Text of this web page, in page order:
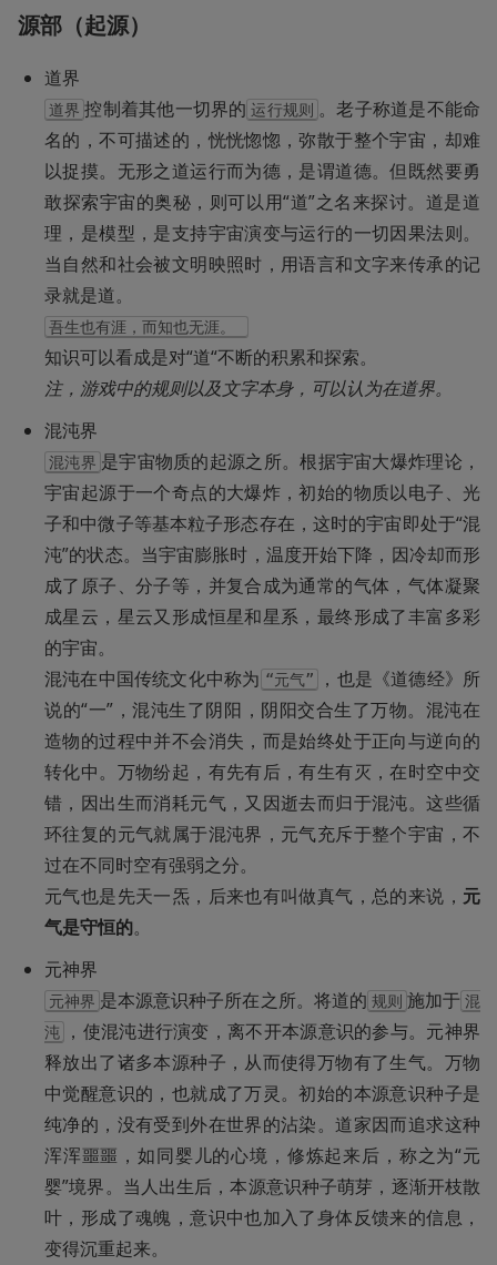
源部（起源）
道界 控制着其他一切界的 运行规则 。老子称道是不能命
名的，不可描述的，恍恍惚惚，弥散于整个宇宙，却难
以捉摸。无形之道运行而为德，是谓道德。但既然要勇
敢探索宇宙的奥秘，则可以用“道”之名来探讨。道是道
理，是模型，是支持宇宙演变与运行的一切因果法则。
当自然和社会被文明映照时，用语言和文字来传承的记
吾生也有涯，而知也无涯。
注，游戏中的规则以及文字本身，可以认为在道界。
混沌界 是宇宙物质的起源之所。根据宇宙大爆炸理论，
宇宙起源于一个奇点的大爆炸，初始的物质以电子、光
子和中微子等基本粒子形态存在，这时的宇宙即处于“混
沌”的状态。当宇宙膨胀时，温度开始下降，因冷却而形
成了原子、分子等，并复合成为通常的气体，气体凝聚
成星云，星云又形成恒星和星系，最终形成了丰富多彩
的宇宙。
混沌在中国传统文化中称为 “元气”
，也是《道德经》所
说的“一”，混沌生了阴阳，阴阳交合生了万物。混沌在
造物的过程中并不会消失，而是始终处于正向与逆向的
转化中。万物纷起，有先有后，有生有灭，在时空中交
错，因出生而消耗元气，又因逝去而归于混沌。这些循
环往复的元气就属于混沌界，元气充斥于整个宇宙，不
过在不同时空有强弱之分。
元气也是先天一炁，后来也有叫做真气，总的来说， 元
气是守恒的。
元神界 是本源意识种子所在之所。将道的 规则 施加于 混
沌
，使混沌进行演变，离不开本源意识的参与。元神界
释放出了诸多本源种子，从而使得万物有了生气。万物
中觉醒意识的，也就成了万灵。初始的本源意识种子是
纯净的，没有受到外在世界的沾染。道家因而追求这种
浑浑噩噩，如同婴儿的心境，修炼起来后，称之为“元
婴”境界。当人出生后，本源意识种子萌芽，逐渐开枝散
叶，形成了魂魄，意识中也加入了身体反馈来的信息，
变得沉重起来。